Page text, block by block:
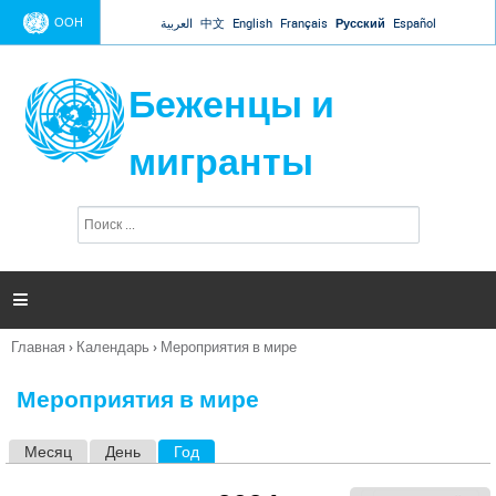
Jump to navigation
ООН العربية 中文 English Français Русский Español
Беженцы и
мигранты
п
и

Вы
Главная › Календарь › Мероприятия в мире
Мероприятия в мире
Месяц День Год